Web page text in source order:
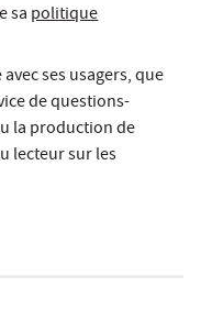
sa politique
ses usagers, que
de questions-
la production de
lecteur sur les